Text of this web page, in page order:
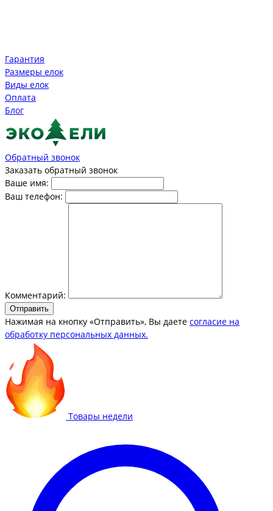
Гарантия
Размеры елок
Виды елок
Оплата
Блог
Обратный звонок
Заказать обратный звонок
Ваше имя:
Ваш телефон:
Комментарий:
Отправить
Нажимая на кнопку «Отправить», Вы даете согласие на
обработку персональных данных.
Товары недели